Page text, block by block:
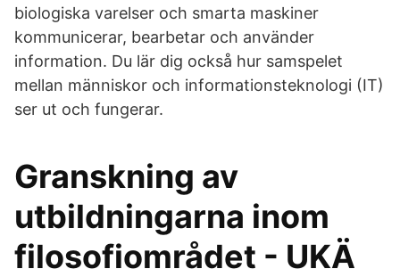
biologiska varelser och smarta maskiner
kommunicerar, bearbetar och använder
information. Du lär dig också hur samspelet
mellan människor och informationsteknologi (IT)
ser ut och fungerar.
Granskning av
utbildningarna inom
filosofiområdet - UKÄ